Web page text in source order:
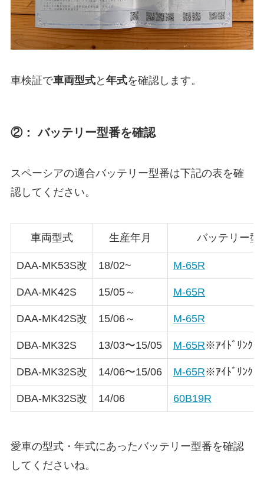
車検証で車両型式と 年式を確認します。
②： バッテリー型番を確認
スペーシアの適合バッテリー型番は下記の表を確
認してください。
車両型式 生産年月 バッテリー型
DAA-MK53S改 18/02~ M-65R
DAA-MK42S 15/05～ M-65R
DAA-MK42S改 15/06～ M-65R
DBA-MK32S 13/03〜15/05 M-65R※ｱｲﾄﾞﾘﾝｸﾞ
DBA-MK32S改 14/06〜15/06 M-65R※ｱｲﾄﾞﾘﾝｸﾞ
DBA-MK32S改 14/06 60B19R
愛車の型式・年式にあったバッテリー型番を確認
してくださいね。